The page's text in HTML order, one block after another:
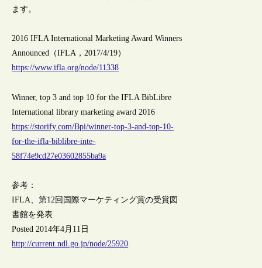
ます。
2016 IFLA International Marketing Award Winners
Announced（IFLA，2017/4/19）
https://www.ifla.org/node/11338
Winner, top 3 and top 10 for the IFLA BibLibre
International library marketing award 2016
https://storify.com/Bpi/winner-top-3-and-top-10-
for-the-ifla-biblibre-inte-
58f74e9cd27e03602855ba9a
参考：
IFLA、第12回国際マーケティング賞の受賞図
書館を発表
Posted 2014年4月11日
http://current.ndl.go.jp/node/25920